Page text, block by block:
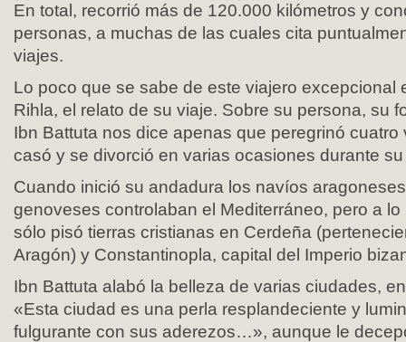
En total, recorrió más de 120.000 kilómetros y
personas, a muchas de las cuales cita
viajes.
Lo poco que se sabe de este viajero excepcional
Rihla, el relato de su viaje. Sobre su persona, su
Ibn Battuta nos dice apenas que peregrinó
casó y se divorció en varias ocasiones durante
Cuando inició su andadura los navíos
genoveses controlaban el Mediterráneo, pero a
sólo pisó tierras cristianas en Cerdeña
Aragón) y Constantinopla, capital del Imperio
Ibn Battuta alabó la belleza de varias ciudades,
«Esta ciudad es una perla resplandeciente y
fulgurante con sus aderezos…», aunque le